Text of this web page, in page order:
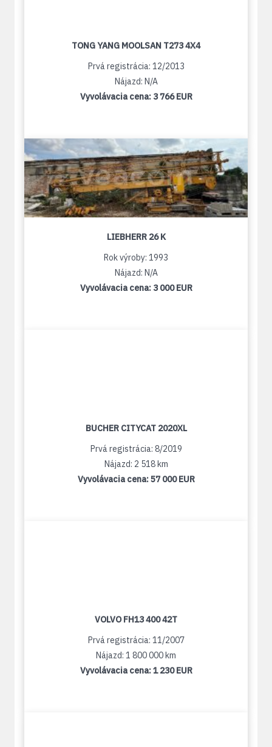
TONG YANG MOOLSAN T273 4X4
Prvá registrácia: 12/2013
Nájazd: N/A
Vyvolávacia cena: 3 766 EUR
LIEBHERR 26 K
Rok výroby: 1993
Nájazd: N/A
Vyvolávacia cena: 3 000 EUR
BUCHER CITYCAT 2020XL
Prvá registrácia: 8/2019
Nájazd: 2 518 km
Vyvolávacia cena:57 000 EUR
VOLVO FH13 400 42T
Prvá registrácia: 11/2007
Nájazd: 1 800 000 km
Vyvolávacia cena:1 230 EUR